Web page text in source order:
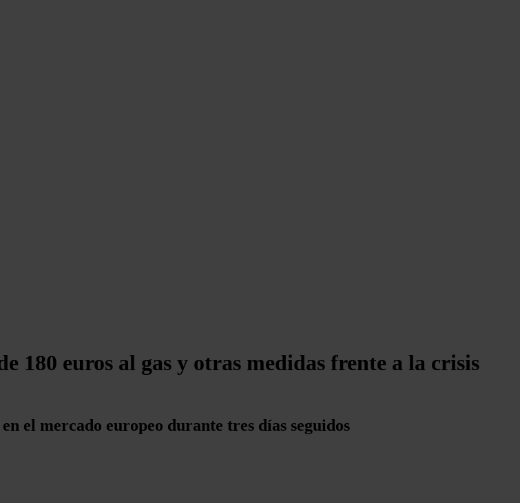
180 euros al gas y otras medidas frente a la crisis
el mercado europeo durante tres días seguidos